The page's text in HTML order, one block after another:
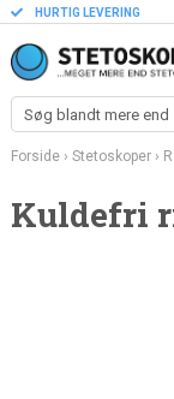
HURTIG LEVERING
Forside› Stetoskoper›
Kuldefri